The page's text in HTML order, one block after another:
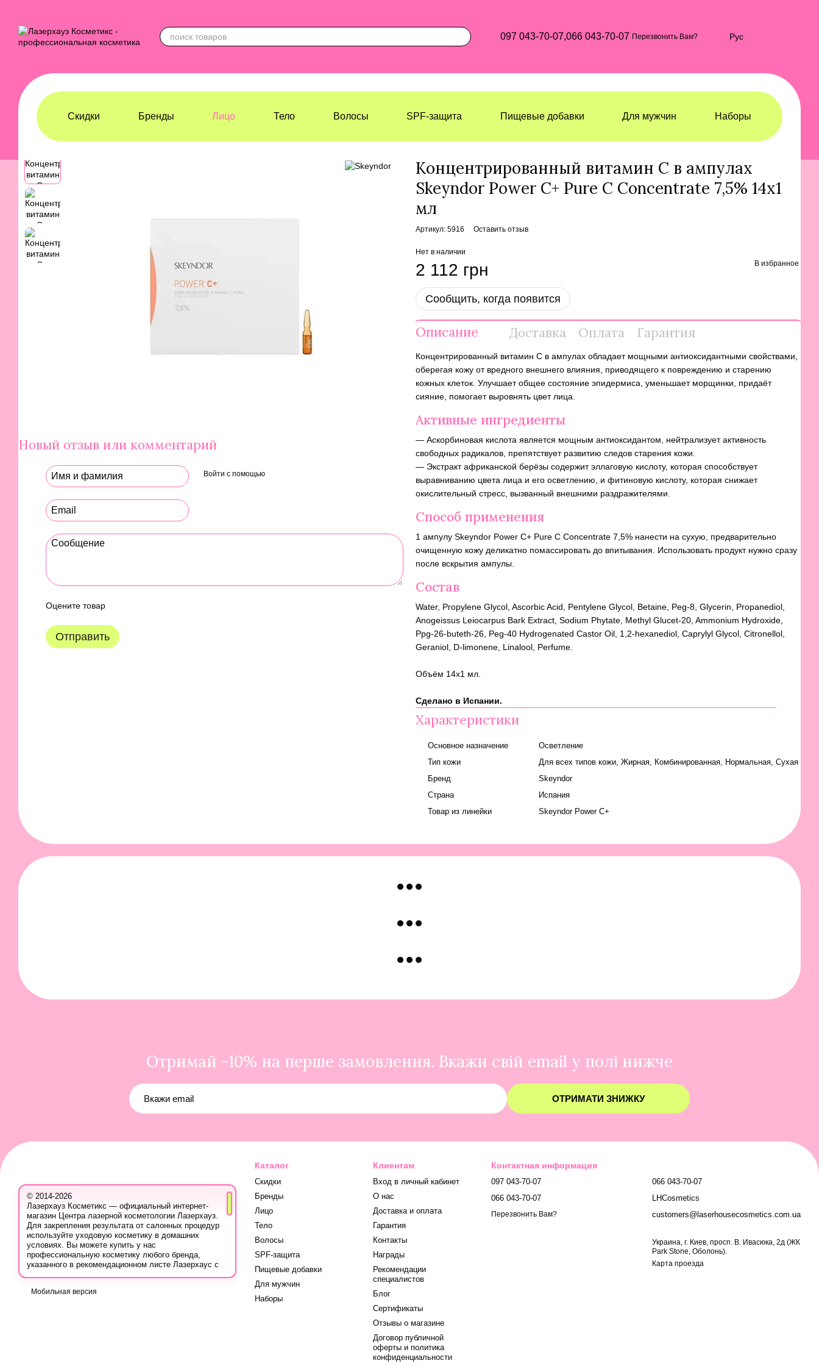
097 043-70-07,066 043-70-07 Перезвонить Вам? Рус
Скидки Бренды Лицо Тело Волосы SPF-защита Пищевые добавки Для мужчин Наборы
Новый отзыв или комментарий
Войти с помощью
Оцените товар
Отправить
Концентрированный витамин C в ампулах
Skeyndor Power C+ Pure C Concentrate 7,5% 14x1
мл
Артикул: 5916 Оставить отзыв
2 112 грн
Нет в наличии
В избранное
Сообщить, когда появится
Доставка Оплата Гарантия
Описание
Концентрированный витамин C в ампулах обладает мощными антиоксидантными свойствами,
оберегая кожу от вредного внешнего влияния, приводящего к повреждению и старению
кожных клеток. Улучшает общее состояние эпидермиса, уменьшает морщинки, придаёт
сияние, помогает выровнять цвет лица.
Активные ингредиенты
— Аскорбиновая кислота является мощным антиоксидантом, нейтрализует активность
свободных радикалов, препятствует развитию следов старения кожи.
— Экстракт африканской берёзы содержит эллаговую кислоту, которая способствует
выравниванию цвета лица и его осветлению, и фитиновую кислоту, которая снижает
окислительный стресс, вызванный внешними раздражителями.
Способ применения
1 ампулу Skeyndor Power C+ Pure C Concentrate 7,5% нанести на сухую, предварительно
очищенную кожу деликатно помассировать до впитывания. Использовать продукт нужно сразу
после вскрытия ампулы.
Состав
Water, Propylene Glycol, Ascorbic Acid, Pentylene Glycol, Betaine, Peg-8, Glycerin, Propanediol,
Anogeissus Leiocarpus Bark Extract, Sodium Phytate, Methyl Glucet-20, Ammonium Hydroxide,
Ppg-26-buteth-26, Peg-40 Hydrogenated Castor Oil, 1,2-hexanediol, Caprylyl Glycol, Citronellol,
Geraniol, D-limonene, Linalool, Perfume.
Объём 14x1 мл.
Сделано в Испании.
Характеристики
Основное назначение
Осветление
Тип кожи
Для всех типов кожи, Жирная, Комбинированная, Нормальная, Сухая
Бренд
Skeyndor
Страна
Испания
Товар из линейки
Skeyndor Power C+
Отримай -10% на перше замовлення. Вкажи свій email у полі нижче
ОТРИМАТИ ЗНИЖКУ
© 2014-2026
Лазерхауз Косметикс — официальный интернет-
магазин Центра лазерной косметологии Лазерхауз.
Для закрепления результата от салонных процедур
используйте уходовую косметику в домашних
условиях. Вы можете купить у нас
профессиональную косметику любого бренда,
указанного в рекомендационном листе Лазерхаус с
Лазер Хауз к косметологу, дерматологу, трихологу
Мобильная версия
Каталог
Скидки
Бренды
Лицо
Тело
Волосы
SPF-защита
Пищевые добавки
Для мужчин
Наборы
Клиентам
Вход в личный кабинет
О нас
Доставка и оплата
Гарантия
Контакты
Награды
Рекомендации
специалистов
Блог
Сертификаты
Отзывы о магазине
Договор публичной
оферты и политика
конфиденциальности
Контактная информация
097 043-70-07
066 043-70-07
Перезвонить Вам?
066 043-70-07
LHCosmetics
customers@laserhousecosmetics.com.ua
Украина, г. Киев, просп. В. Ивасюка, 2д (ЖК
Park Stone, Оболонь).
Карта проезда